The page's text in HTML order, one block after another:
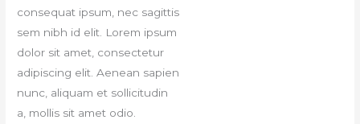
consequat ipsum, nec sagittis
sem nibh id elit. Lorem ipsum
dolor sit amet, consectetur
adipiscing elit. Aenean sapien
nunc, aliquam et sollicitudin
a, mollis sit amet odio.